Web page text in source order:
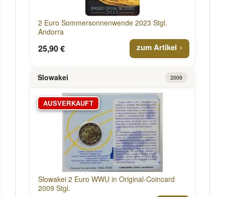
2 Euro Sommersonnenwende 2023 Stgl.
Andorra
25,90 € zum Artikel
Slowakei 2009
AUSVERKAUFT
Slowakei 2 Euro WWU in Original-Coincard
2009 Stgl.